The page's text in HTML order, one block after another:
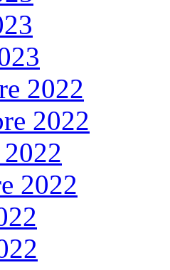
2022
2022
2022